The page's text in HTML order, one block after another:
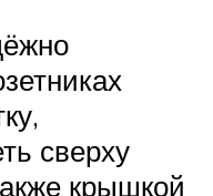
сверху
крышкой